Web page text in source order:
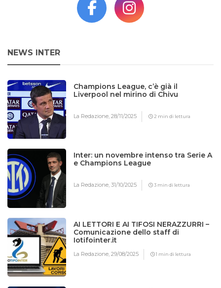
NEWS INTER
Champions League, c’è già il
Liverpool nel mirino di Chivu
La Redazione,28/11/2025 2 min di lettura
Inter: un novembre intenso tra Serie A
e Champions League
La Redazione,31/10/2025 3 min di lettura
AI LETTORI E AI TIFOSI NERAZZURRI –
Comunicazione dello staff di
Iotifointer.it
La Redazione,29/08/2025 1 min di lettura